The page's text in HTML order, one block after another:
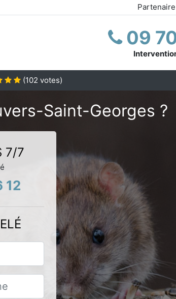
09
(102 votes)
Saint-Georges ?
7/7
12